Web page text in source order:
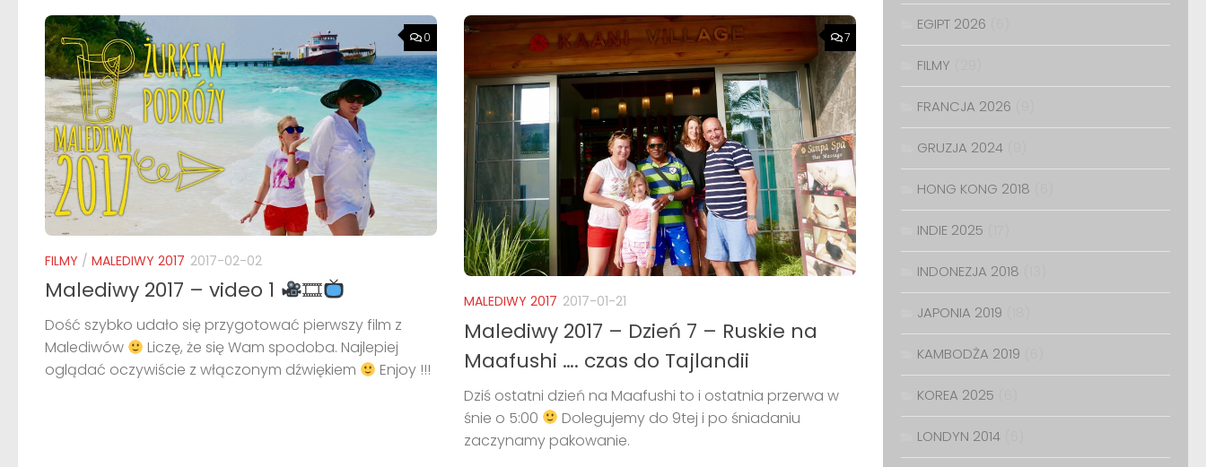
0
FILMY / MALEDIWY 2017 2017-02-02
Malediwy 2017 – video 1 🎞
Dość szybko udało się przygotować pierwszy film z
Malediwów
Liczę, że się Wam spodoba. Najlepiej
oglądać oczywiście z włączonym dźwiękiem
Enjoy !!!
7
MALEDIWY 2017 2017-01-21
Malediwy 2017 – Dzień 7 – Ruskie na
Maafushi …. czas do Tajlandii
Dziś ostatni dzień na Maafushi to i ostatnia przerwa w
śnie o 5:00
Dolegujemy do 9tej i po śniadaniu
zaczynamy pakowanie.
EGIPT 2026
FILMY
FRANCJA 2026
GRUZJA 2024
HONG KONG 2018
INDIE 2025
INDONEZJA 2018
JAPONIA 2019
KAMBODŻA 2019
KOREA 2025
LONDYN 2014